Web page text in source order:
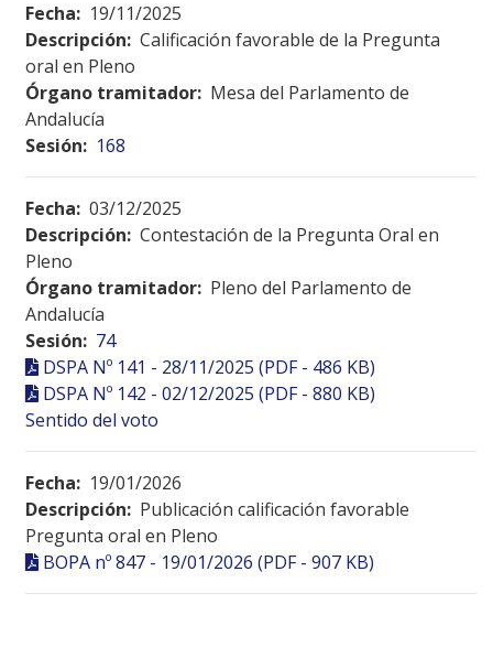
Fecha: 19/11/2025
Descripción: Calificación favorable de la Pregunta
oral en Pleno
Órgano tramitador: Mesa del Parlamento de
Andalucía
Sesión: 168
Fecha: 03/12/2025
Descripción: Contestación de la Pregunta Oral en
Pleno
Órgano tramitador: Pleno del Parlamento de
Andalucía
Sesión: 74
DSPA Nº 141 - 28/11/2025 (PDF - 486 KB)
DSPA Nº 142 - 02/12/2025 (PDF - 880 KB)
Sentido del voto
Fecha: 19/01/2026
Descripción: Publicación calificación favorable
Pregunta oral en Pleno
BOPA nº 847 - 19/01/2026 (PDF - 907 KB)